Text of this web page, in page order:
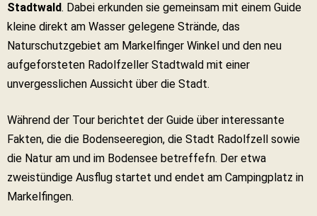
Stadtwald. Dabei erkunden sie gemeinsam mit einem Guide
kleine direkt am Wasser gelegene Strände, das
Naturschutzgebiet am Markelfinger Winkel und den neu
aufgeforsteten Radolfzeller Stadtwald mit einer
unvergesslichen Aussicht über die Stadt.
Während der Tour berichtet der Guide über interessante
Fakten, die die Bodenseeregion, die Stadt Radolfzell sowie
die Natur am und im Bodensee betreffefn. Der etwa
zweistündige Ausflug startet und endet am Campingplatz in
Markelfingen.